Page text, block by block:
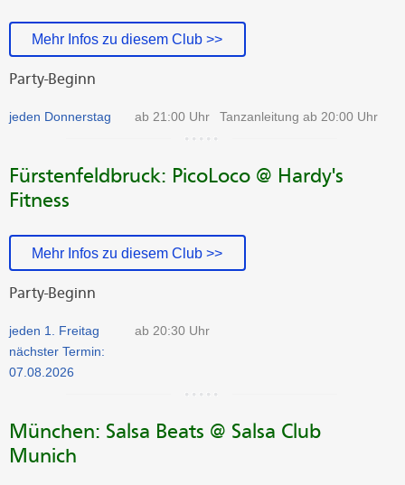
Mehr Infos zu diesem Club >>
Party-Beginn
jeden Donnerstag ab 21:00 Uhr Tanzanleitung ab 20:00 Uhr
Fürstenfeldbruck: PicoLoco @ Hardy's
Fitness
Mehr Infos zu diesem Club >>
Party-Beginn
jeden 1. Freitag
nächster Termin:
07.08.2026
ab 20:30 Uhr
München: Salsa Beats @ Salsa Club
Munich